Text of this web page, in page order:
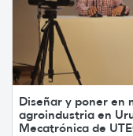
Diseñar y poner en
agroindustria en
Mecatrónica de